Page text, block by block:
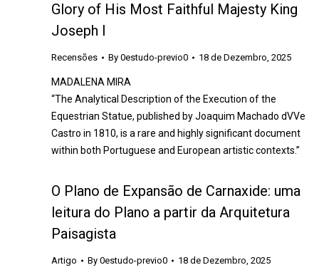
Glory of His Most Faithful Majesty King
Joseph I
Recensões By 0estudo-previo0 18 de Dezembro, 2025
MADALENA MIRA
“The Analytical Description of the Execution of the
Equestrian Statue, published by Joaquim Machado dVVe
Castro in 1810, is a rare and highly significant document
within both Portuguese and European artistic contexts.”
O Plano de Expansão de Carnaxide: uma
leitura do Plano a partir da Arquitetura
Paisagista
Artigo By 0estudo-previo0 18 de Dezembro, 2025